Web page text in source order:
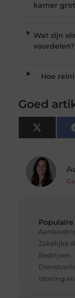
Zakelijke
Bedrijven
Woning
kamer
Wat zijn
voordelen?
Hoe
Goed
X
(Twitter)